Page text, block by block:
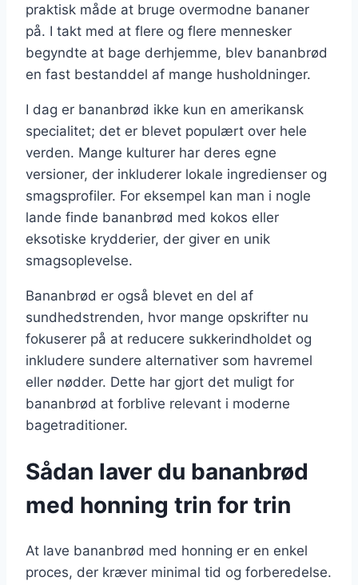
praktisk måde at bruge overmodne bananer
på. I takt med at flere og flere mennesker
begyndte at bage derhjemme, blev bananbrød
en fast bestanddel af mange husholdninger.
I dag er bananbrød ikke kun en amerikansk
specialitet; det er blevet populært over hele
verden. Mange kulturer har deres egne
versioner, der inkluderer lokale ingredienser og
smagsprofiler. For eksempel kan man i nogle
lande finde bananbrød med kokos eller
eksotiske krydderier, der giver en unik
smagsoplevelse.
Bananbrød er også blevet en del af
sundhedstrenden, hvor mange opskrifter nu
fokuserer på at reducere sukkerindholdet og
inkludere sundere alternativer som havremel
eller nødder. Dette har gjort det muligt for
bananbrød at forblive relevant i moderne
bagetraditioner.
Sådan laver du bananbrød
med honning trin for trin
At lave bananbrød med honning er en enkel
proces, der kræver minimal tid og forberedelse.